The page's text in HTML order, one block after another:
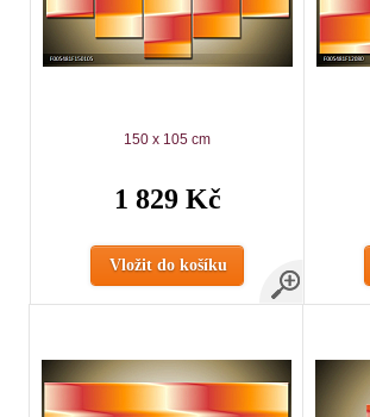
150 x 105 cm
1 829 Kč
Vložit do košíku